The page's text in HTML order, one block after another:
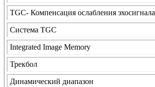
TGC- Компенсация ослабления эхосигнала
Система TGC
Integrated Image Memory
Трекбол
Динамический диапазон